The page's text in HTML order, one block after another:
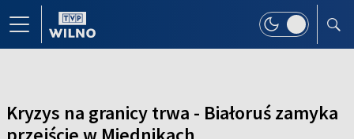
Kryzys na granicy trwa - Białoruś zamyka